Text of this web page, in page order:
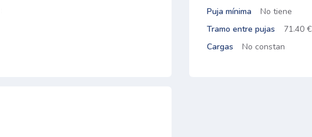
Puja mínima
No tiene
Tramo entre pujas
71.40 €
Cargas
No constan